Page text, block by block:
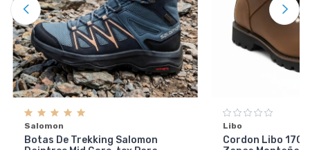
Salomon
Botas De Trekking Salomon
Libo
Cordon Libo 170